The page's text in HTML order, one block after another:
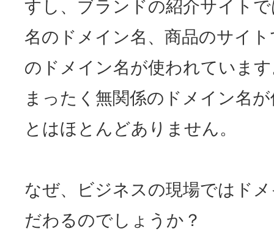
すし、ブランドの紹介サイト
名のドメイン名、商品のサイ
のドメイン名が使われていま
まったく無関係のドメイン名
とはほとんどありません。
なぜ、ビジネスの現場ではド
だわるのでしょうか？